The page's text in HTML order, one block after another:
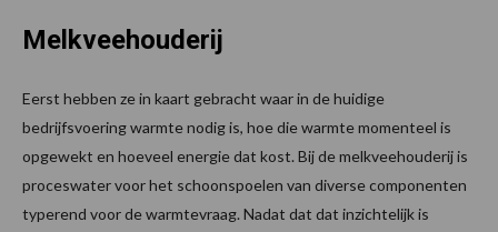
Melkveehouderij
Eerst hebben ze in kaart gebracht waar in de huidige
bedrijfsvoering warmte nodig is, hoe die warmte momenteel is
opgewekt en hoeveel energie dat kost. Bij de melkveehouderij is
proceswater voor het schoonspoelen van diverse componenten
typerend voor de warmtevraag. Nadat dat dat inzichtelijk is